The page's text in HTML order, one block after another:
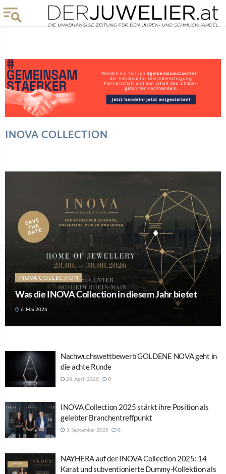
INOVA COLLECTION
INOVA COLLECTION
Was die INOVA Collection in diesem Jahr bietet
6. Mai 2026
Nachwuchswettbewerb GOLDENE NOVA geht in
die achte Runde
28. April 2026 0
INOVA Collection 2025 stärkt ihre Position als
gelebter Branchentreffpunkt
3. September 2025 0
NAYHERA auf der INOVA Collection 2025: 14
Karat und subventionierte Dummy-Kollektion als